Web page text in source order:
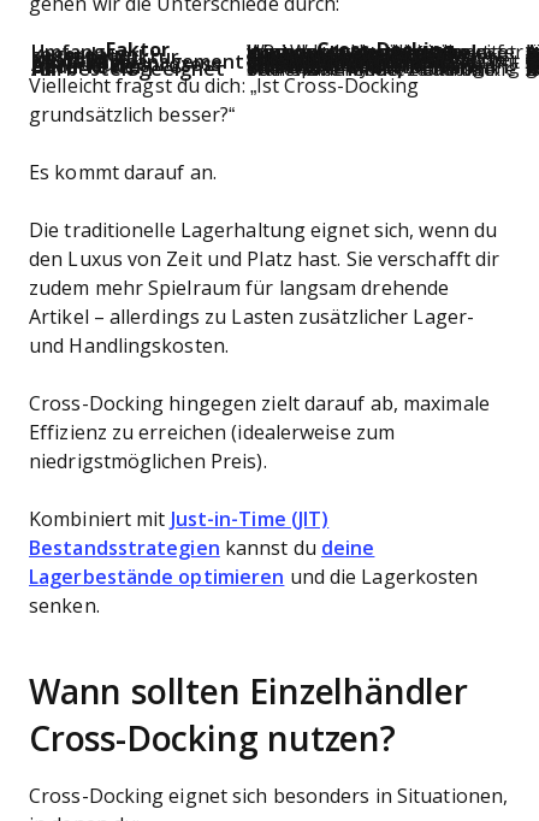
gehen wir die Unterschiede durch:
Faktor Cross-Docking
Umfang Hochgeschwindigkeitstransfer – Produkte werden mit minimalem Handling direkt vom Wareneingang zum Warenausgang weitergeleitet.
Lagerdauer Kaum oder gar keine Lagerung – Waren verlassen das Lager nahezu sofort.
Kostenstruktur Niedrige Lagerkosten, aber möglicherweise höhere Transportkosten durch schnelleren Warenfluss. Höhere
Flexibilität Erfordert enge Koordination; weniger anpassungsfähig bei Störungen oder Schwankungen.
BestandsmanagementSchlankes Bestandsmodell mit Echtzeit-Tracking und minimalem Lagerbestand. Eignet sich
Abwicklungsprozess Schnell und schlank – sofortige Sortierung und Versand.
Bedarfe der Lieferkette Setzt hohe Synchronisation zwischen Lieferanten, Transport und Wareneingang voraus.
Am besten geeignet für Schnelldrehende, zeitkritische Waren wie Mode, Elektronik oder verderbliche Produkte.
Saisonware,
Vielleicht fragst du dich: „Ist Cross-Docking
grundsätzlich besser?“
Es kommt darauf an.
Die traditionelle Lagerhaltung eignet sich, wenn du
den Luxus von Zeit und Platz hast. Sie verschafft dir
zudem mehr Spielraum für langsam drehende
Artikel – allerdings zu Lasten zusätzlicher Lager-
und Handlingskosten.
Cross-Docking hingegen zielt darauf ab, maximale
Effizienz zu erreichen (idealerweise zum
niedrigstmöglichen Preis).
Kombiniert mit Just-in-Time (JIT)
Bestandsstrategien kannst du deine
Lagerbestände optimieren und die Lagerkosten
senken.
Wann sollten Einzelhändler
Cross-Docking nutzen?
Cross-Docking eignet sich besonders in Situationen,